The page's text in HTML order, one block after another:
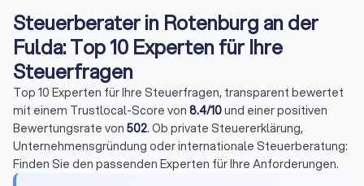
Steuerberater in Rotenburg an der
Fulda: Top 10 Experten für Ihre
Steuerfragen
Top 10 Experten für Ihre Steuerfragen, transparent bewertet
mit einem Trustlocal-Score von 8.4/10und einer positiven
Bewertungsrate von 502. Ob private Steuererklärung,
Unternehmensgründung oder internationale Steuerberatung:
Finden Sie den passenden Experten für Ihre Anforderungen.